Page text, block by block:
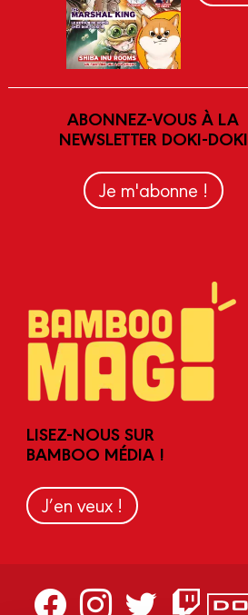
ABONNEZ-VOUS À LA
NEWSLETTER DOKI-DOKI
Je m'abonne !
LISEZ-NOUS SUR
BAMBOO MÉDIA !
J’en veux !